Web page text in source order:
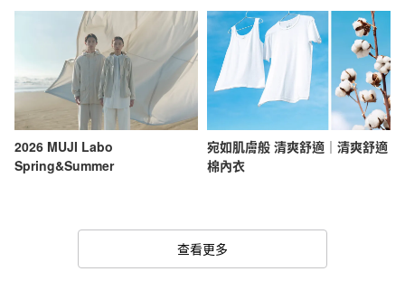
2026 MUJI Labo
Spring&Summer
宛如肌膚般 清爽舒適｜清爽舒適
棉內衣
查看更多